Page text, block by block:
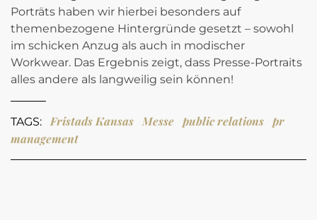
Porträts haben wir hierbei besonders auf
themenbezogene Hintergründe gesetzt – sowohl
im schicken Anzug als auch in modischer
Workwear. Das Ergebnis zeigt, dass Presse-Portraits
alles andere als langweilig sein können!
TAGS: Fristads Kansas Messe public relations pr
management